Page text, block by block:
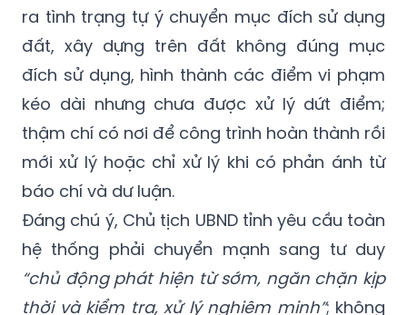
ra tình trạng tự ý chuyển mục đích sử dụng
đất, xây dựng trên đất không đúng mục
đích sử dụng, hình thành các điểm vi phạm
kéo dài nhưng chưa được xử lý dứt điểm;
thậm chí có nơi để công trình hoàn thành rồi
mới xử lý hoặc chỉ xử lý khi có phản ánh từ
báo chí và dư luận.
Đáng chú ý, Chủ tịch UBND tỉnh yêu cầu toàn
hệ thống phải chuyển mạnh sang tư duy
“chủ động phát hiện từ sớm, ngăn chặn kịp
thời và kiểm tra, xử lý nghiêm minh”; không